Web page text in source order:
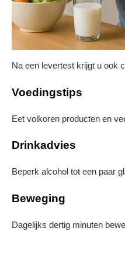
Na een levertest krijgt u ook
Voedingstips
Eet volkoren producten en
Drinkadvies
Beperk alcohol tot een paar
Beweging
Dagelijks dertig minuten